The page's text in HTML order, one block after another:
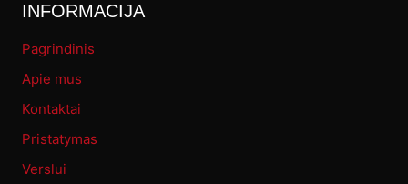
INFORMACIJA
Pagrindinis
Apie mus
Kontaktai
Pristatymas
Verslui